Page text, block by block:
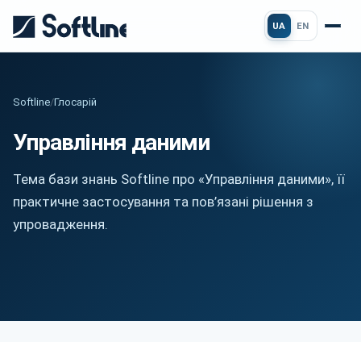
UA EN
Softline/Глосарій
Управління даними
Тема бази знань Softline про «Управління даними», її
практичне застосування та пов’язані рішення з
упровадження.